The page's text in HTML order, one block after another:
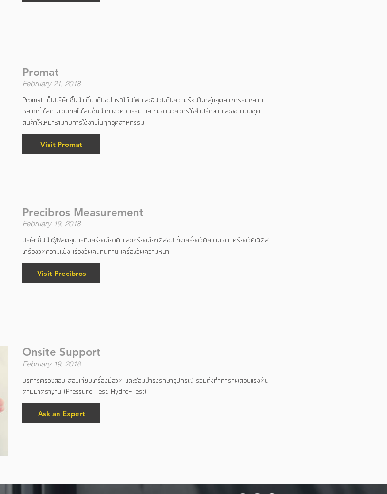
Promat
February 21, 2018
Promat เป็นบริษัทชั้นนำเกี่ยวกับอุปกรณ์กันไฟ และฉนวนกันความร้อนในกลุ่มอุตสาหกรรมหลาก
หลายทั่วโลก ด้วยเทคโนโลยีชั้นนำทางวิศวกรรม และทีมงานวิศวกรให้คำปรึกษา และออกแบบชุด
สินค้าให้เหมาะสมกับการใช้งานในทุกอุตสาหกรรม
Visit Promat
Precibros Measurement
February 19, 2018
บริษัทชั้นนำผู้ผลิตอุปกรณ์เครื่องมือวัด และเครื่องมือทดสอบ ทั้งเครื่องวัดความเงา เครื่องวัดเฉดสี
เครื่องวัดความแข็ง เรื่องวัดคนทนทาน เครื่องวัดความหนา
Visit Precibros
Onsite Support
February 19, 2018
บริการตรวจสอบ สอบเทียบเครื่องมือวัด และซ่อมบำรุงรักษาอุปกรณ์ รวมถึงทำการทดสอบแรงดัน
ตามมาตราฐาน (Pressure Test, Hydro-Test)
Ask an Expert